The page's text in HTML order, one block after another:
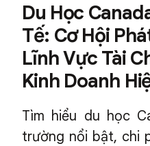
Du Học
Tế: Cơ Hội
Lĩnh Vực Tài
Kinh Doanh
Tìm hiểu du học
trường nổi bật, chi